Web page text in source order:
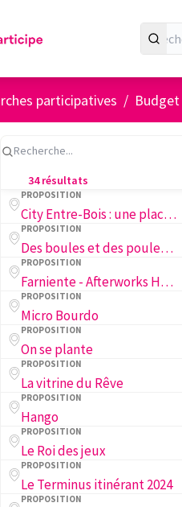
participatives /
34 résultats
PROPOSITION
City Entre-Bois : une place publique accueillante à Entre-Bois
PROPOSITION
Des boules et des poules : poulailler et terrain de pétanque aux Échelettes
PROPOSITION
Farniente - Afterworks Harmonieux
PROPOSITION
Micro Bourdo
PROPOSITION
On se plante
PROPOSITION
La vitrine du Rêve
PROPOSITION
Hango
PROPOSITION
Le Roi des jeux
PROPOSITION
Le Terminus itinérant 2024
PROPOSITION